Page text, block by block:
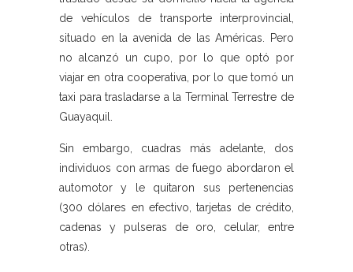
de vehículos de transporte interprovincial,
situado en la avenida de las Américas. Pero
no alcanzó un cupo, por lo que optó por
viajar en otra cooperativa, por lo que tomó un
taxi para trasladarse a la Terminal Terrestre de
Guayaquil.
Sin embargo, cuadras más adelante, dos
individuos con armas de fuego abordaron el
automotor y le quitaron sus pertenencias
(300 dólares en efectivo, tarjetas de crédito,
cadenas y pulseras de oro, celular, entre
otras).